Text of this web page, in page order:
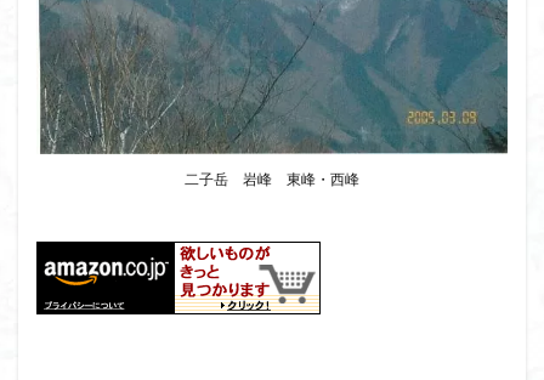
二子岳 岩峰 東峰・西峰